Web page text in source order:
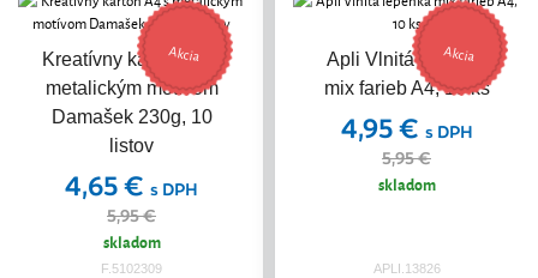
Kreatívny kartón A4 s
metalickým motívom
Damašek 230g, 10
listov
Akcia
4,65 € s DPH
5,95 €
skladom
F.5102309
Apli Vlnitá lepenka
mix farieb A4, 10 ks
Akcia
4,95 € s DPH
5,95 €
skladom
APLI.13826